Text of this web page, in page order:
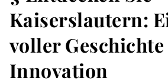
Kaiserslautern:
voller
Innovation